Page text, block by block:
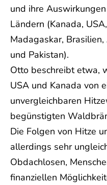
und ihre
Ländern (Kanada,
Madagaskar,
und Pakistan).
Otto beschreibt etwa,
USA und Kanada von
unvergleichbaren
begünstigten
Die Folgen von Hitze
allerdings sehr
Obdachlosen,
finanziellen